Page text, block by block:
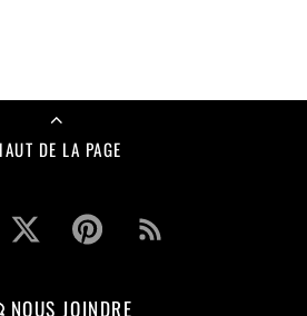
DE LA PAGE
NOUS JOINDRE